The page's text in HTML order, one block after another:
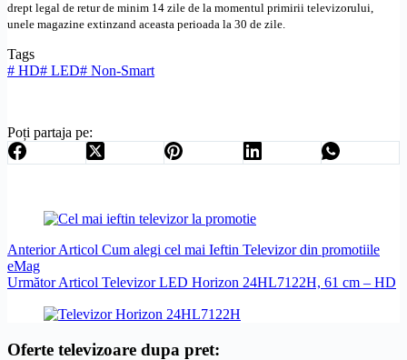
drept legal de retur de minim 14 zile de la momentul primirii televizorului,
unele magazine extinzand aceasta perioada la 30 de zile.
Tags
# HD# LED# Non-Smart
Poți partaja pe:
AnteriorArticol Cum alegi cel mai Ieftin Televizor din promotiile
eMag
UrmătorArticol Televizor LED Horizon 24HL7122H, 61 cm – HD
Oferte televizoare dupa pret: